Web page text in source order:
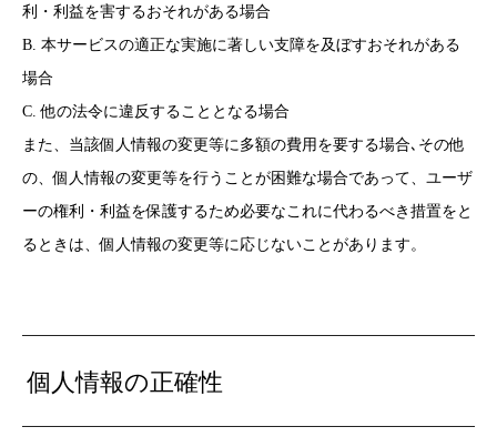
利・利益を害するおそれがある場合
B. 本サービスの適正な実施に著しい支障を及ぼすおそれがある
場合
C. 他の法令に違反することとなる場合
また、当該個人情報の変更等に多額の費用を要する場合､その他
の、個人情報の変更等を行うことが困難な場合であって、ユーザ
ーの権利・利益を保護するため必要なこれに代わるべき措置をと
るときは、個人情報の変更等に応じないことがあります。
個人情報の正確性